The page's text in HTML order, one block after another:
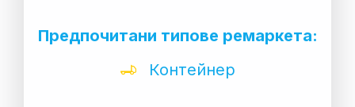
Предпочитани типове ремаркета:
Контейнер